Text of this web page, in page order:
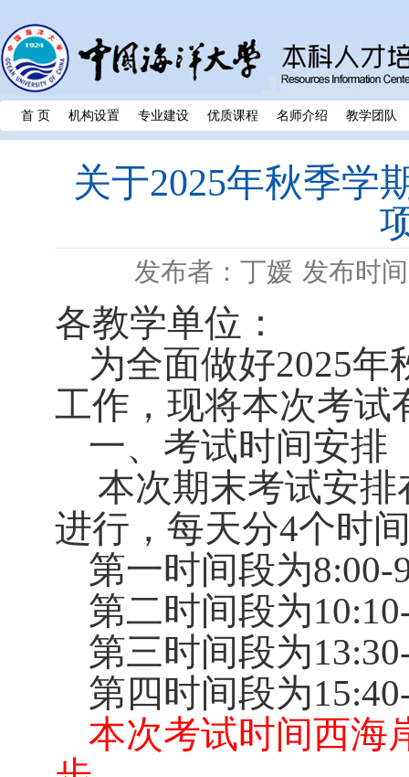
首 页 机构设置 专业建设 优质课程 名师介绍 教学团队
关于2025年秋季学
发布者：丁媛 发布时
各教学单位：
为全面做好2025年
工作，现将本次考试
一、考试时间安排
本次期末考试安排
进行，每天分4个时
第一时间段为8:00-
第二时间段为
第三时间段为
第四时间段为
本次考试时间西海